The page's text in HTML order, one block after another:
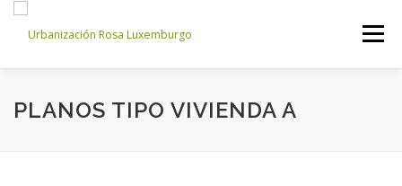
contenido
Menú
INICIO NOSOTROS NOTICIAS
PLANOS TIPO VIVIENDA A